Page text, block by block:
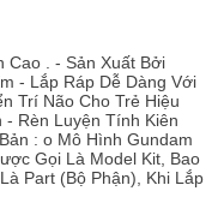
Cao . - Sản Xuất Bởi
- Lắp Ráp Dễ Dàng Với
Trí Não Cho Trẻ Hiệu
Rèn Luyện Tính Kiên
: o Mô Hình Gundam
Gọi Là Model Kit, Bao
Part (Bộ Phận), Khi Lắp